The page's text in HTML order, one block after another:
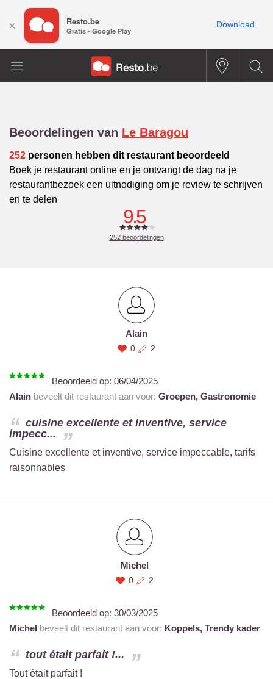
Beoordelingen van Le Baragou
252 personen hebben dit restaurant beoordeeld
Boek je restaurant online en je ontvangt de dag na je
restaurantbezoek een uitnodiging om je review te schrijven
en te delen
9.5
252beoordelingen
Alain
0 2
Beoordeeld op: 06/04/2025
Alain beveelt dit restaurant aan voor: Groepen, Gastronomie
cuisine excellente et inventive, service
impecc...
Cuisine excellente et inventive, service impeccable, tarifs
raisonnables
Michel
0 2
Beoordeeld op: 30/03/2025
Michel beveelt dit restaurant aan voor: Koppels, Trendy kader
tout était parfait !...
Tout était parfait !
× Resto.be
Gratis - Google Play
Download